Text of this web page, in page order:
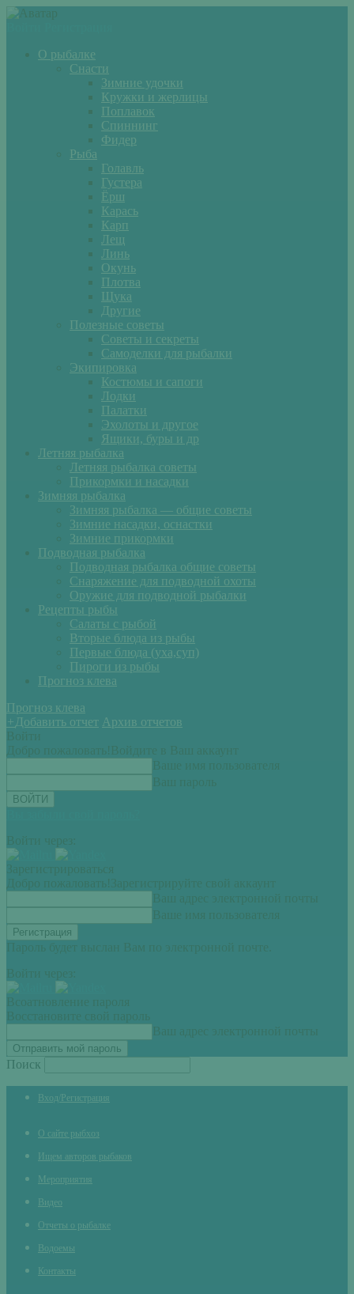
О рыбалке
Снасти
Зимние удочки
Кружки и жерлицы
Поплавок
Спиннинг
Фидер
Рыба
Голавль
Густера
Ёрш
Карась
Карп
Лещ
Линь
Окунь
Плотва
Щука
Другие
Полезные советы
Советы и секреты
Самоделки для рыбалки
Экипировка
Костюмы и сапоги
Лодки
Палатки
Эхолоты и другое
Ящики, буры и др
Летняя рыбалка
Летняя рыбалка советы
Прикормки и насадки
Зимняя рыбалка
Зимняя рыбалка — общие советы
Зимние насадки, оснастки
Зимние прикормки
Подводная рыбалка
Подводная рыбалка общие советы
Снаряжение для подводной охоты
Оружие для подводной рыбалки
Рецепты рыбы
Салаты с рыбой
Вторые блюда из рыбы
Первые блюда (уха,суп)
Пироги из рыбы
Прогноз клева
Прогноз клева
+ Добавить отчет Архив отчетов
Войти
Добро пожаловать! Войдите в Ваш аккаунт
Ваше имя пользователя
Ваш пароль
Войти через:
Зарегистрироваться
Добро пожаловать! Зарегистрируйте свой аккаунт
Ваш адрес электронной почты
Ваше имя пользователя
Пароль будет выслан Вам по электронной почте.
Войти через:
Всоатновление пароля
Восстановите свой пароль
Ваш адрес электронной почты
Поиск
Вход/Регистрация
О сайте рыбхоз
Ищем авторов рыбаков
Мероприятия
Видео
Отчеты о рыбалке
Водоемы
Контакты